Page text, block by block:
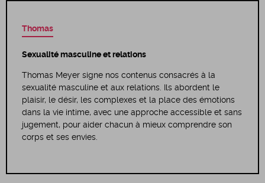
Thomas
Sexualité masculine et relations
Thomas Meyer signe nos contenus consacrés à la
sexualité masculine et aux relations. Ils abordent le
plaisir, le désir, les complexes et la place des émotions
dans la vie intime, avec une approche accessible et sans
jugement, pour aider chacun à mieux comprendre son
corps et ses envies.